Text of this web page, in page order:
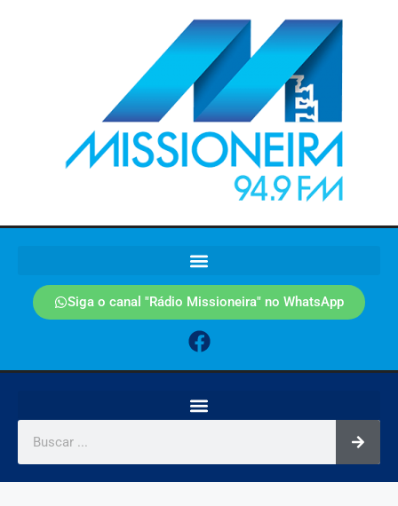
Siga o canal "Rádio Missioneira" no WhatsApp